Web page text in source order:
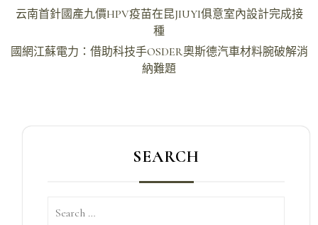
文
導
云南首針國產九價HPV疫苗在昆JIUYI俱意室內設計完成接
種
國網江蘇電力：借助科技手OSDER奧斯德汽車材料腕破解消
納難題
SEARCH